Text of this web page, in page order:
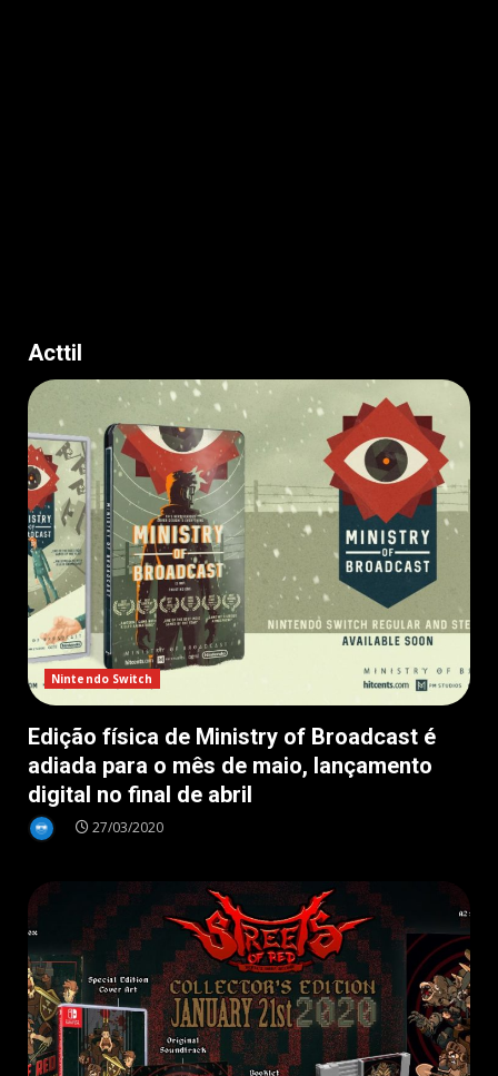
Acttil
Nintendo Switch
Edição física de Ministry of Broadcast é
adiada para o mês de maio, lançamento
digital no final de abril
27/03/2020